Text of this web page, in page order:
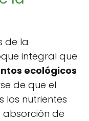
de la
integral que
ecológicos
de que el
los nutrientes
de